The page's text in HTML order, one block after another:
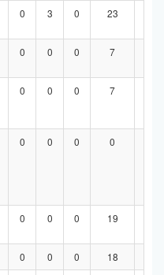
0 3 0 23
0 0 0 7
0 0 0 7
0 0 0 0
0 0 0 19
0 0 0 18